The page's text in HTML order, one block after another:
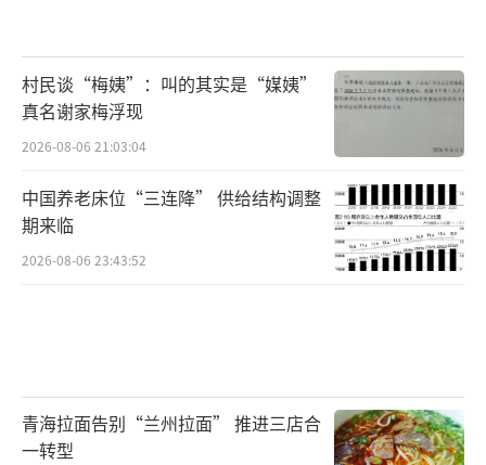
村民谈“梅姨”：叫的其实是“媒姨”
真名谢家梅浮现
2026-08-06 21:03:04
中国养老床位“三连降” 供给结构调整
期来临
2026-08-06 23:43:52
青海拉面告别“兰州拉面” 推进三店合
一转型